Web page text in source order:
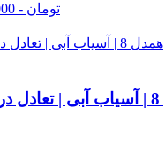
400,000 تومان -